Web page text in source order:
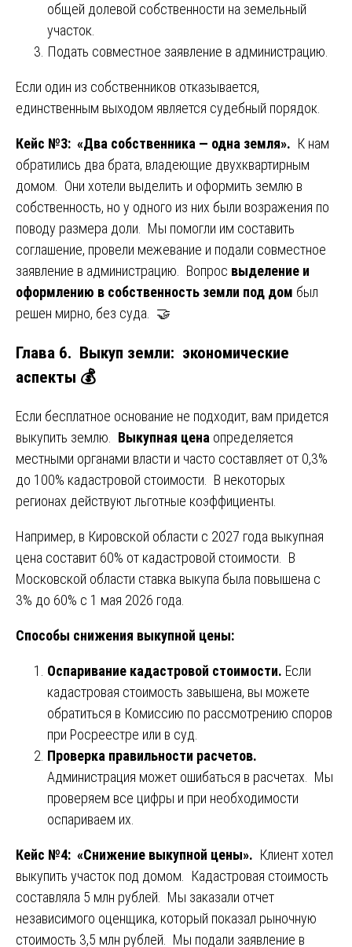
общей долевой собственности на земельный
участок.
Подать совместное заявление в администрацию.
Если один из собственников отказывается,
единственным выходом является судебный порядок.
Кейс №3: «Два собственника — одна земля». К нам
обратились два брата, владеющие двухквартирным
домом. Они хотели выделить и оформить землю в
собственность, но у одного из них были возражения по
поводу размера доли. Мы помогли им составить
соглашение, провели межевание и подали совместное
заявление в администрацию. Вопрос выделение и
оформлению в собственность земли под дом был
решен мирно, без суда. 🤝
Глава 6. Выкуп земли: экономические
аспекты 💰
Если бесплатное основание не подходит, вам придется
выкупить землю. Выкупная цена определяется
местными органами власти и часто составляет от 0,3%
до 100% кадастровой стоимости. В некоторых
регионах действуют льготные коэффициенты.
Например, в Кировской области с 2027 года выкупная
цена составит 60% от кадастровой стоимости. В
Московской области ставка выкупа была повышена с
3% до 60% с 1 мая 2026 года.
Способы снижения выкупной цены:
Оспаривание кадастровой стоимости. Если
кадастровая стоимость завышена, вы можете
обратиться в Комиссию по рассмотрению споров
при Росреестре или в суд.
Проверка правильности расчетов.
Администрация может ошибаться в расчетах. Мы
проверяем все цифры и при необходимости
оспариваем их.
Кейс №4: «Снижение выкупной цены». Клиент хотел
выкупить участок под домом. Кадастровая стоимость
составляла 5 млн рублей. Мы заказали отчет
независимого оценщика, который показал рыночную
стоимость 3,5 млн рублей. Мы подали заявление в